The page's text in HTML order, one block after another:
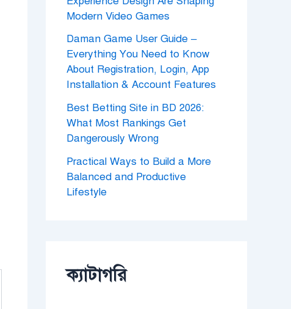
Modern Video Games
Daman Game User Guide –
Everything You Need to Know
About Registration, Login, App
Installation & Account Features
Best Betting Site in BD 2026:
What Most Rankings Get
Dangerously Wrong
Practical Ways to Build a More
Balanced and Productive
Lifestyle
ক্যাটাগরি